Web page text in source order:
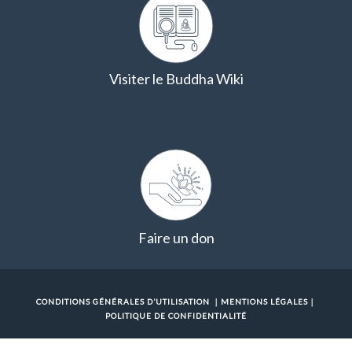
Visiter le Buddha Wiki
Faire un don
CONDITIONS GÉNÉRALES D’UTILISATION ｜ MENTIONS LÉGALES｜
POLITIQUE DE CONFIDENTIALITÉ